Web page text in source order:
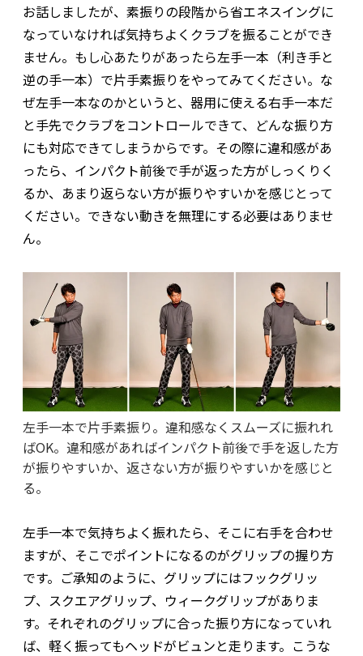
お話しましたが、素振りの段階から省エネスイングに
なっていなければ気持ちよくクラブを振ることができ
ません。もし心あたりがあったら左手一本（利き手と
逆の手一本）で片手素振りをやってみてください。な
ぜ左手一本なのかというと、器用に使える右手一本だ
と手先でクラブをコントロールできて、どんな振り方
にも対応できてしまうからです。その際に違和感があ
ったら、インパクト前後で手が返った方がしっくりく
るか、あまり返らない方が振りやすいかを感じとって
ください。できない動きを無理にする必要はありませ
ん。
左手一本で片手素振り。違和感なくスムーズに振れれ
ばOK。違和感があればインパクト前後で手を返した方
が振りやすいか、返さない方が振りやすいかを感じと
る。
左手一本で気持ちよく振れたら、そこに右手を合わせ
ますが、そこでポイントになるのがグリップの握り方
です。ご承知のように、グリップにはフックグリッ
プ、スクエアグリップ、ウィークグリップがありま
す。それぞれのグリップに合った振り方になっていれ
ば、軽く振ってもヘッドがビュンと走ります。こうな